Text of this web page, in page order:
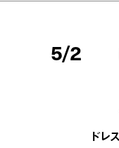
5/2
ドレ